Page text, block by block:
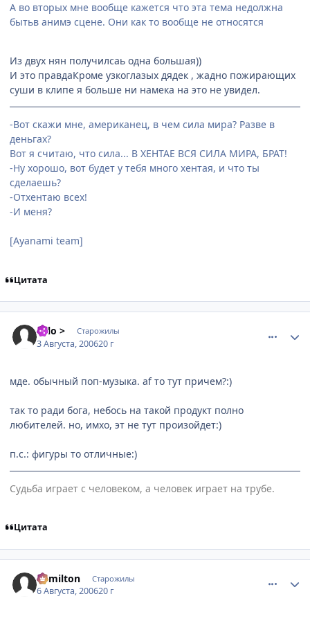
А во вторых мне вообще кажется что эта тема недолжна
бытьв анимэ сцене. Они как то вообще не относятся
Из двух нян получилсаь одна большая))
И это правдаКроме узкоглазых дядек , жадно пожирающих
суши в клипе я больше ни намека на это не увидел.
-Вот скажи мне, американец, в чем сила мира? Разве в
деньгах?
Вот я считаю, что сила... В ХЕНТАЕ ВСЯ СИЛА МИРА, БРАТ!
-Ну хорошо, вот будет у тебя много хентая, и что ты
сделаешь?
-Отхентаю всех!
-И меня?
[Ayanami team]
Цитата
solo > Старожилы
3 Августа, 200620 г
мде. обычный поп-музыка. af то тут причем?:)
так то ради бога, небось на такой продукт полно
любителей. но, имхо, эт не тут произойдет:)
п.с.: фигуры то отличные:)
Судьба играет с человеком, а человек играет на трубе.
Цитата
Vamilton Старожилы
6 Августа, 200620 г